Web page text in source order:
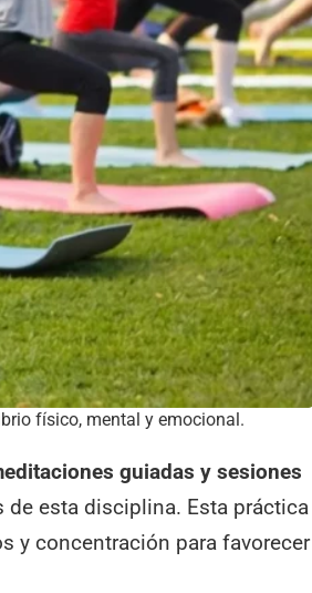
físico, mental y emocional.
guiadas y sesiones
esta disciplina. Esta práctica
y concentración para favorecer